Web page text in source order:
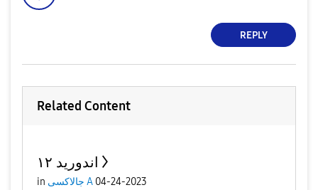
REPLY
Related Content
اندوريد ١٢
in جالاكسى A 04-24-2023